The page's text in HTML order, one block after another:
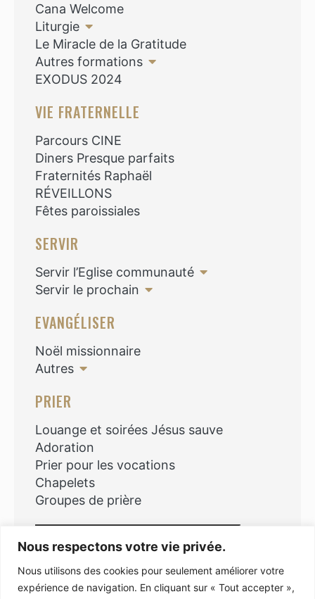
Nous respectons votre vie privée.
Nous utilisons des cookies pour seulement améliorer votre
expérience de navigation. En cliquant sur « Tout accepter »,
Cana Welcome
Liturgie
Le Miracle de la Gratitude
Autres formations
EXODUS 2024
VIE FRATERNELLE
Parcours CINE
Diners Presque parfaits
Fraternités Raphaël
RÉVEILLONS
Fêtes paroissiales
SERVIR
Servir l’Eglise communauté
Servir le prochain
EVANGÉLISER
Noël missionnaire
Autres
PRIER
Louange et soirées Jésus sauve
Adoration
Prier pour les vocations
Chapelets
Groupes de prière